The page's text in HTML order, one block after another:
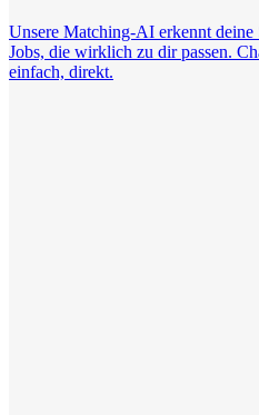
Unsere Matching-AI erkennt
Jobs, die wirklich zu dir passen.
einfach, direkt.